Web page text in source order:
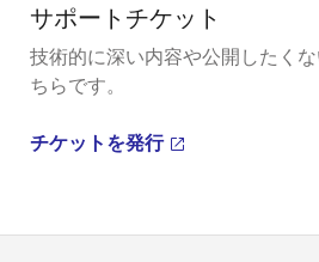
サポートチケット
技術的に深い内容や公開したく
ちらです。
チケットを発行